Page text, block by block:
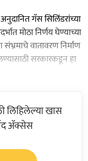
गॅस सिलिंडरांच्या
मोठा निर्णय घेण्याच्या
वातावरण निर्माण
सरकारकडून हा
लिहिलेल्या खास
ॲक्सेस